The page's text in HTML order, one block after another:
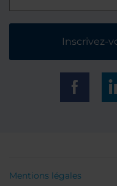
Inscrivez-
Mentions légales